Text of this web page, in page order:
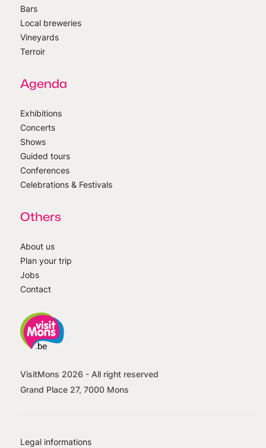
Bars
Local breweries
Vineyards
Terroir
Agenda
Exhibitions
Concerts
Shows
Guided tours
Conferences
Celebrations & Festivals
Others
About us
Plan your trip
Jobs
Contact
VisitMons 2026 - All right reserved
Grand Place 27, 7000 Mons
Legal informations